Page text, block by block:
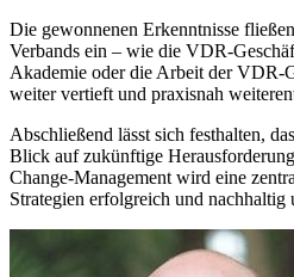
Die gewonnenen Erkenntnisse
Verbands ein – wie die VDR-
Akademie oder die Arbeit der VDR-
weiter vertieft und praxisnah
Abschließend lässt sich festhalten,
Blick auf zukünftige
Change-Management wird eine
Strategien erfolgreich und nachhaltig